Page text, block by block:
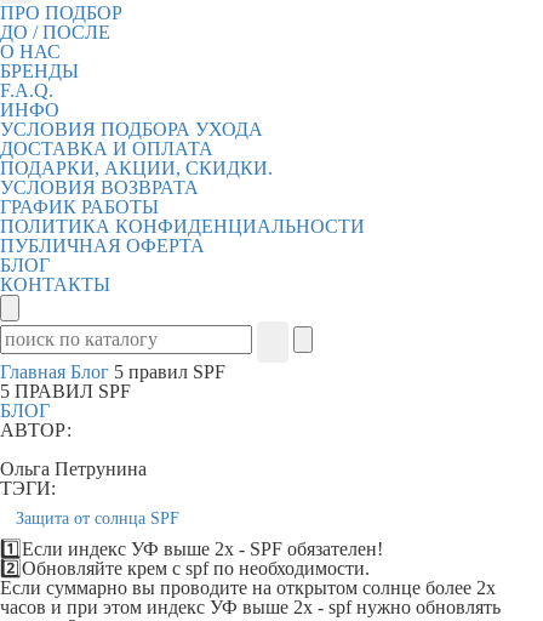
ПРО ПОДБОР
ДО / ПОСЛЕ
О НАС
БРЕНДЫ
F.A.Q.
ИНФО
УСЛОВИЯ ПОДБОРА УХОДА
ДОСТАВКА И ОПЛАТА
ПОДАРКИ, АКЦИИ, СКИДКИ.
УСЛОВИЯ ВОЗВРАТА
ГРАФИК РАБОТЫ
ПОЛИТИКА КОНФИДЕНЦИАЛЬНОСТИ
ПУБЛИЧНАЯ ОФЕРТА
БЛОГ
КОНТАКТЫ
Главная Блог 5 правил SPF
5 ПРАВИЛ SPF
БЛОГ
АВТОР:
Ольга Петрунина
ТЭГИ:
Защита от солнца SPF
1️⃣Если индекс УФ выше 2х - SPF обязателен!
2️⃣Обновляйте крем с spf по необходимости.
Если суммарно вы проводите на открытом солнце более 2х
часов и при этом индекс УФ выше 2х - spf нужно обновлять